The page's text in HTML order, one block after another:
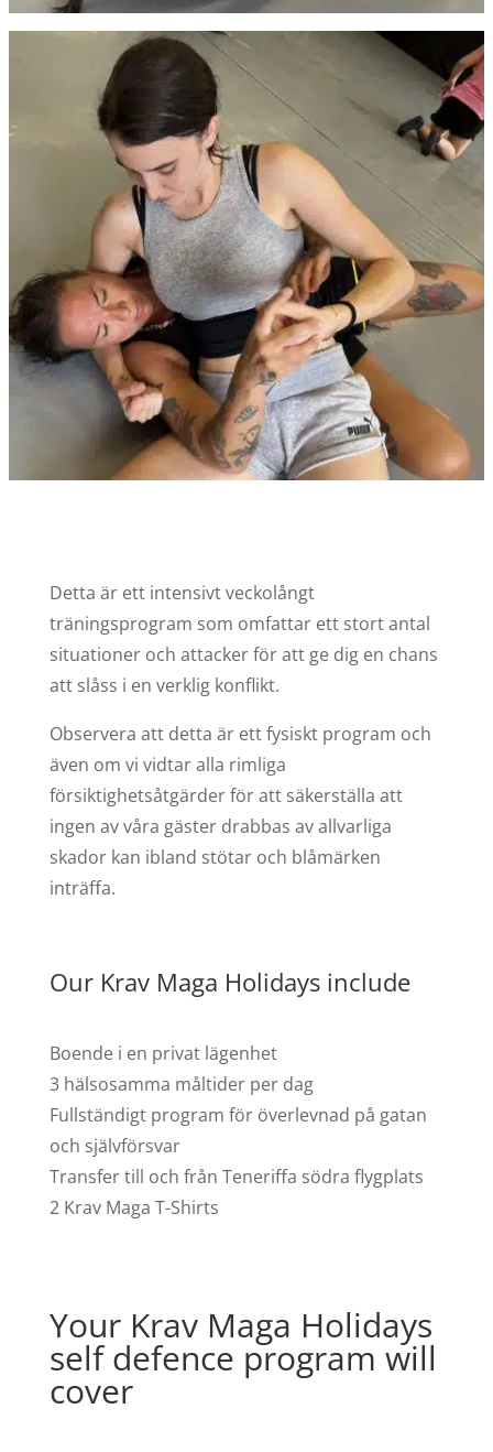
Detta är ett intensivt veckolångt
träningsprogram som omfattar ett stort antal
situationer och attacker för att ge dig en chans
att slåss i en verklig konflikt.
Observera att detta är ett fysiskt program och
även om vi vidtar alla rimliga
försiktighetsåtgärder för att säkerställa att
ingen av våra gäster drabbas av allvarliga
skador kan ibland stötar och blåmärken
inträffa.
Our Krav Maga Holidays include
Boende i en privat lägenhet
3 hälsosamma måltider per dag
Fullständigt program för överlevnad på gatan
och självförsvar
Transfer till och från Teneriffa södra flygplats
2 Krav Maga T-Shirts
Your Krav Maga Holidays
self defence program will
cover